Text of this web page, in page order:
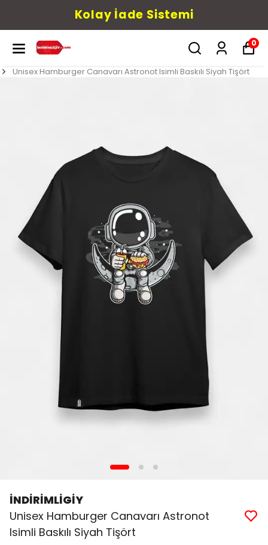
Kolay İade Sistemi
0
Unisex Hamburger Canavarı Astronot Isimli Baskılı Siyah Tişört
İNDİRİMLİGİY
Unisex Hamburger Canavarı Astronot
Isimli Baskılı Siyah Tişört